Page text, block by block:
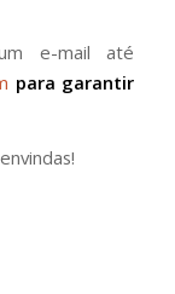
e-mail até
para garantir